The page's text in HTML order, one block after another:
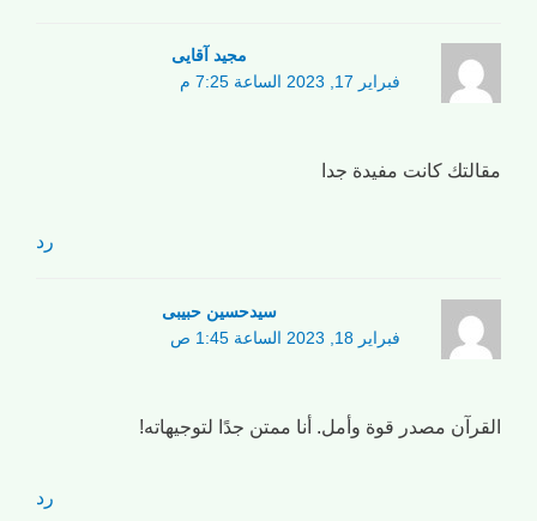
مجید آقایی
فبراير 17, 2023 الساعة 7:25 م
مقالتك كانت مفيدة جدا
رد
سیدحسین حبیبی
فبراير 18, 2023 الساعة 1:45 ص
القرآن مصدر قوة وأمل. أنا ممتن جدًا لتوجيهاته!
رد